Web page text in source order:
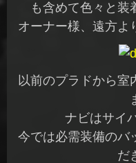
も含めて色々と装
オーナー様、遠方
以前のプラドから室
ナビはサイ
今では必需装備のバ
だ